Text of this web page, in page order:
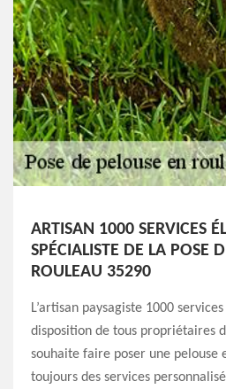
ARTISAN 1000 SERVICES
SPÉCIALISTE DE LA POSE
ROULEAU 35290
L’artisan paysagiste 1000
disposition de tous propriétaires
souhaite faire poser une pelouse
toujours des services